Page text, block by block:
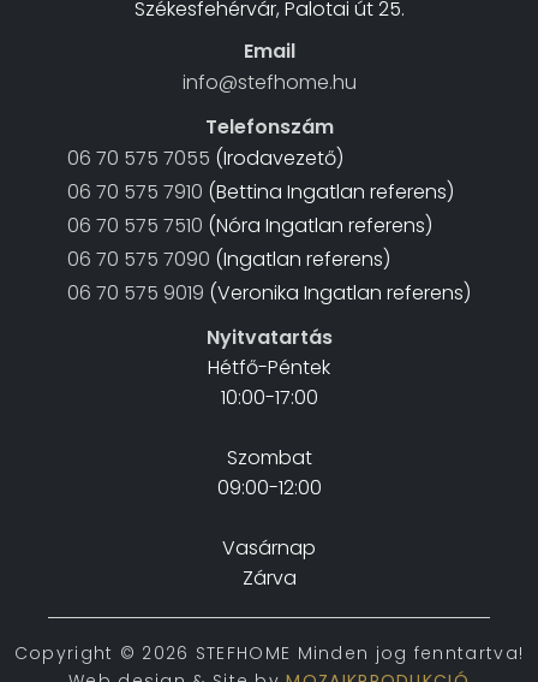
Székesfehérvár, Palotai út 25.
Email
info@stefhome.hu
Telefonszám
06 70 575 7055 (Irodavezető)
06 70 575 7910 (Bettina Ingatlan referens)
06 70 575 7510 (Nóra Ingatlan referens)
06 70 575 7090 (Ingatlan referens)
06 70 575 9019 (Veronika Ingatlan referens)
Nyitvatartás
Hétfő-Péntek
10:00-17:00
Szombat
09:00-12:00
Vasárnap
Zárva
Copyright © 2026 STEFHOME Minden jog fenntartva!